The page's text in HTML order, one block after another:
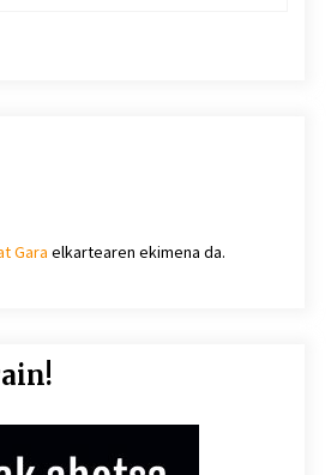
Gara elkartearen ekimena da.